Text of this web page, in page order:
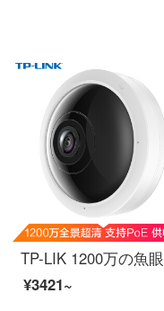
¥3421~